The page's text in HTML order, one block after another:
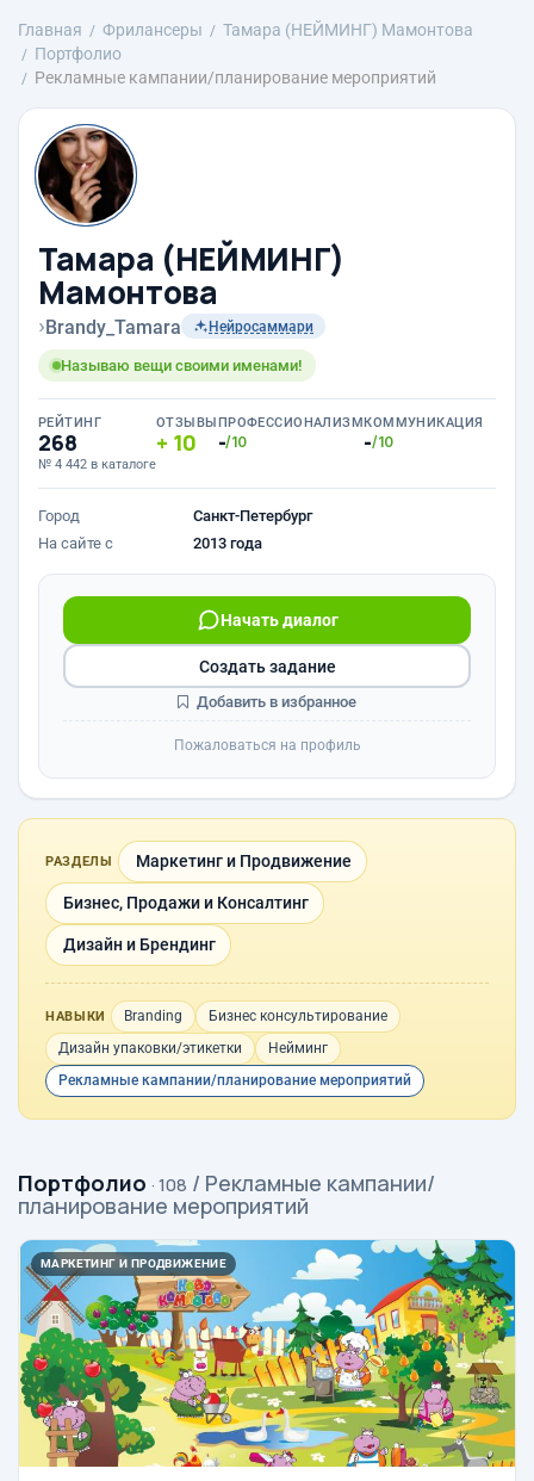
Главная Фрилансеры
Тамара (НЕЙМИНГ) Мамонтова
Портфолио
Рекламные кампании/планирование мероприятий
Тамара (НЕЙМИНГ)
Мамонтова
›Brandy_Tamara Нейросаммари
Называю вещи своими именами!
РЕЙТИНГ
268
№ 4 442 в каталоге
ОТЗЫВЫ
10
ПРОФЕССИОНАЛИЗМ
-/10
КОММУНИКАЦИЯ
-/10
Город
Санкт-Петербург
На сайте с
2013 года
Начать диалог
Создать задание
Добавить в избранное
Пожаловаться на профиль
РАЗДЕЛЫ Маркетинг и Продвижение
Бизнес, Продажи и Консалтинг
Дизайн и Брендинг
НАВЫКИ Branding
Бизнес консультирование
Дизайн упаковки/этикетки
Нейминг
Рекламные кампании/планирование мероприятий
Портфолио · 108 / Рекламные кампании/
планирование мероприятий
МАРКЕТИНГ И ПРОДВИЖЕНИЕ